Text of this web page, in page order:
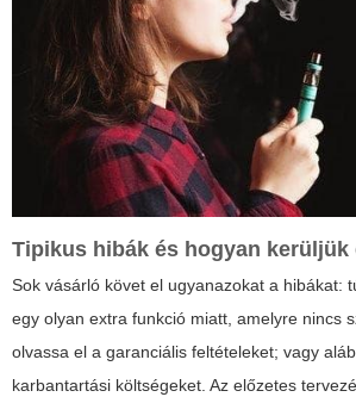
Tipikus hibák és hogyan kerüljük
Sok vásárló követ el ugyanazokat a hibákat:
egy olyan extra funkció miatt, amelyre nincs
olvassa el a garanciális feltételeket; vagy
karbantartási költségeket. Az előzetes